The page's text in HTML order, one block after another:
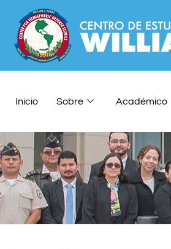
Inicio Sobre Académico